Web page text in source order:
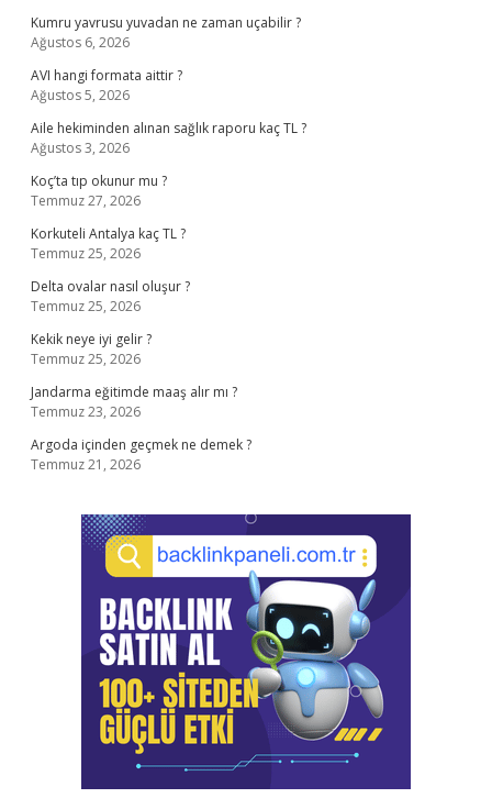
Kumru yavrusu yuvadan ne zaman uçabilir ?
Ağustos 6, 2026
AVI hangi formata aittir ?
Ağustos 5, 2026
Aile hekiminden alınan sağlık raporu kaç TL ?
Ağustos 3, 2026
Koç’ta tıp okunur mu ?
Temmuz 27, 2026
Korkuteli Antalya kaç TL ?
Temmuz 25, 2026
Delta ovalar nasıl oluşur ?
Temmuz 25, 2026
Kekik neye iyi gelir ?
Temmuz 25, 2026
Jandarma eğitimde maaş alır mı ?
Temmuz 23, 2026
Argoda içinden geçmek ne demek ?
Temmuz 21, 2026